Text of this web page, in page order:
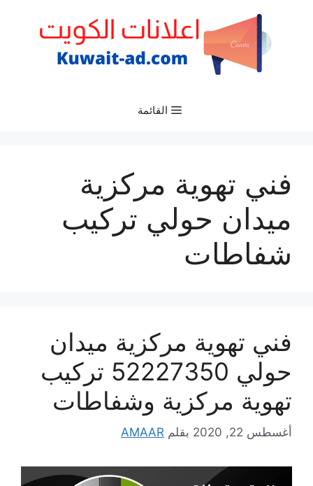
القائمة
فني تهوية مركزية
ميدان حولي تركيب
شفاطات
فني تهوية مركزية ميدان
حولي 52227350 تركيب
تهوية مركزية وشفاطات
أغسطس 22, 2020 بقلم AMAAR